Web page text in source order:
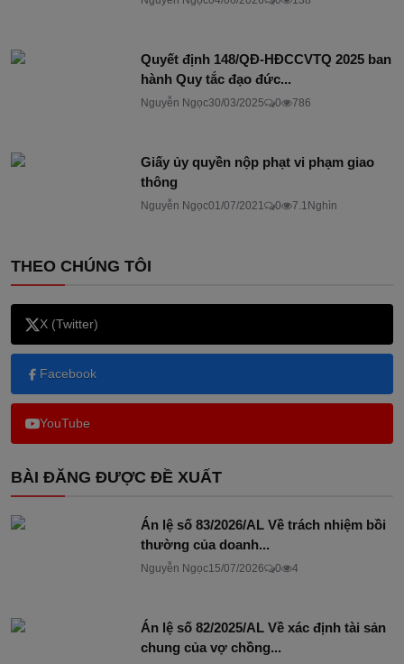
Quyết định 148/QĐ-HĐCCVTQ 2025 ban
hành Quy tắc đạo đức...
Nguyễn Ngọc30/03/2025 0 786
Giấy ủy quyền nộp phạt vi phạm giao
thông
Nguyễn Ngọc01/07/2021 0 7.1Nghìn
THEO CHÚNG TÔI
X (Twitter)
Facebook
YouTube
BÀI ĐĂNG ĐƯỢC ĐỀ XUẤT
Án lệ số 83/2026/AL Về trách nhiệm bồi
thường của doanh...
Nguyễn Ngọc15/07/2026 0 4
Án lệ số 82/2025/AL Về xác định tài sản
chung của vợ chồng...